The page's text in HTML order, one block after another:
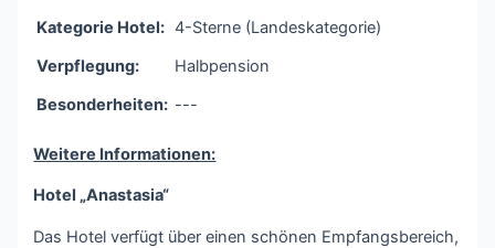
Kategorie Hotel: 4-Sterne (Landeskategorie)
Verpflegung:
Halbpension
Besonderheiten: ---
Weitere Informationen:
Hotel „Anastasia“
Das Hotel verfügt über einen schönen Empfangsbereich,